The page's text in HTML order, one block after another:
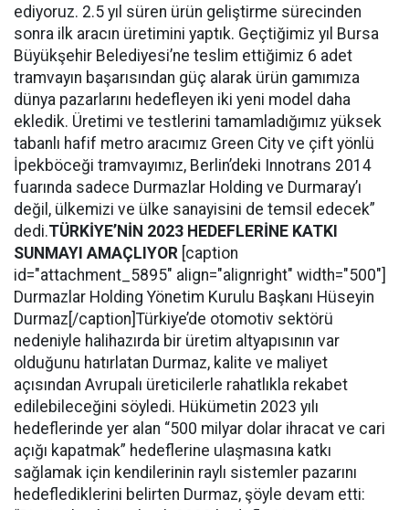
ediyoruz. 2.5 yıl süren ürün geliştirme sürecinden
sonra ilk aracın üretimini yaptık. Geçtiğimiz yıl Bursa
Büyükşehir Belediyesi’ne teslim ettiğimiz 6 adet
tramvayın başarısından güç alarak ürün gamımıza
dünya pazarlarını hedefleyen iki yeni model daha
ekledik. Üretimi ve testlerini tamamladığımız yüksek
tabanlı hafif metro aracımız Green City ve çift yönlü
İpekböceği tramvayımız, Berlin’deki Innotrans 2014
fuarında sadece Durmazlar Holding ve Durmaray’ı
değil, ülkemizi ve ülke sanayisini de temsil edecek”
dedi.TÜRKİYE’NİN 2023 HEDEFLERİNE KATKI
SUNMAYI AMAÇLIYOR [caption
id="attachment_5895" align="alignright" width="500"]
Durmazlar Holding Yönetim Kurulu Başkanı Hüseyin
Durmaz[/caption]Türkiye’de otomotiv sektörü
nedeniyle halihazırda bir üretim altyapısının var
olduğunu hatırlatan Durmaz, kalite ve maliyet
açısından Avrupalı üreticilerle rahatlıkla rekabet
edilebileceğini söyledi. Hükümetin 2023 yılı
hedeflerinde yer alan “500 milyar dolar ihracat ve cari
açığı kapatmak” hedeflerine ulaşmasına katkı
sağlamak için kendilerinin raylı sistemler pazarını
hedeflediklerini belirten Durmaz, şöyle devam etti: